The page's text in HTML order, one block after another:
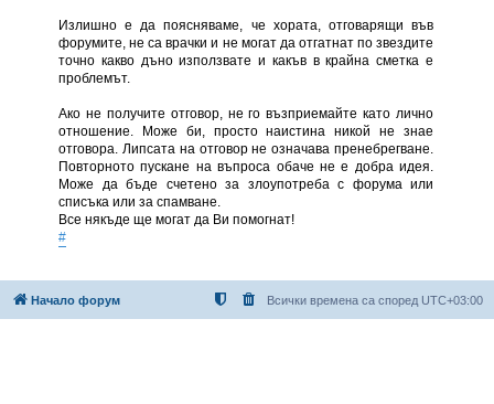
Излишно е да поясняваме, че хората, отговарящи във
форумите, не са врачки и не могат да отгатнат по звездите
точно какво дъно използвате и какъв в крайна сметка е
проблемът.
Ако не получите отговор, не го възприемайте като лично
отношение. Може би, просто наистина никой не знае
отговора. Липсата на отговор не означава пренебрегване.
Повторното пускане на въпроса обаче не е добра идея.
Може да бъде счетено за злоупотреба с форума или
списъка или за спамване.
Все някъде ще могат да Ви помогнат!
#
Начало форум Всички времена са според UTC+03:00